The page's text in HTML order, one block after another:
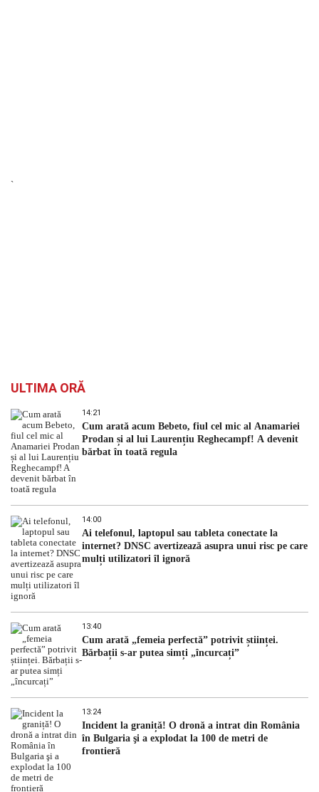
`
ULTIMA ORĂ
14:21
Cum arată acum Bebeto, fiul cel mic al Anamariei
Prodan și al lui Laurențiu Reghecampf! A devenit
bărbat în toată regula
14:00
Ai telefonul, laptopul sau tableta conectate la
internet? DNSC avertizează asupra unui risc pe care
mulți utilizatori îl ignoră
13:40
Cum arată „femeia perfectă” potrivit științei.
Bărbații s-ar putea simți „încurcați”
13:24
Incident la graniță! O dronă a intrat din România
în Bulgaria şi a explodat la 100 de metri de
frontieră